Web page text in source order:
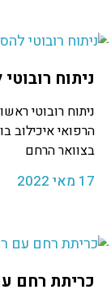
ניתוח
ניתוח רובוטי
הרפואי איכילוב
בצוואר הרחם
17 מאי 2022
כריתת רחם